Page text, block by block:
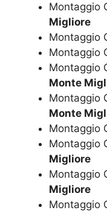
Montaggio
Migliore
Montaggio
Montaggio
Montaggio
Monte
Montaggio
Monte
Montaggio
Montaggio
Migliore
Montaggio
Migliore
Montaggio